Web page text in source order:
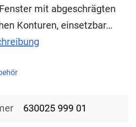
mit abgeschrägten
Konturen, einsetzbar…
630025 999 01